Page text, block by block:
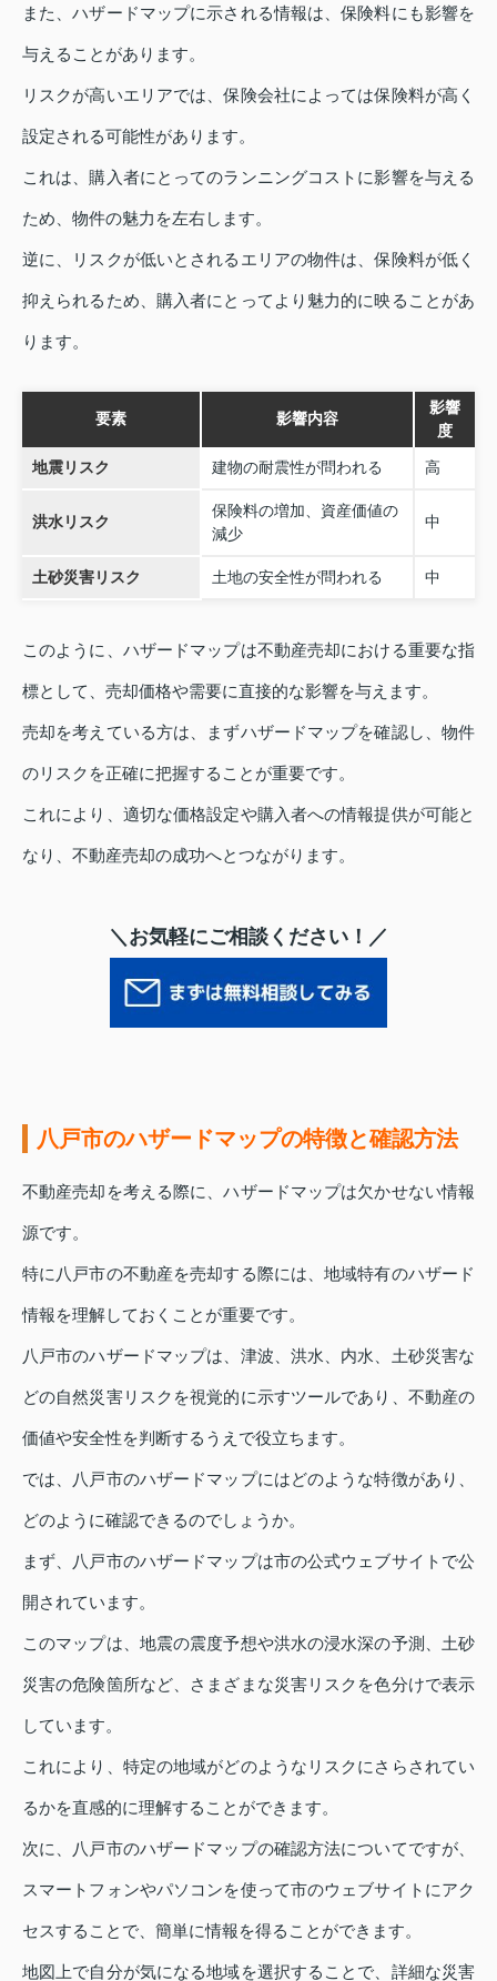
また、ハザードマップに示される情報は、保険料にも影響を
与えることがあります。
リスクが高いエリアでは、保険会社によっては保険料が高く
設定される可能性があります。
これは、購入者にとってのランニングコストに影響を与える
ため、物件の魅力を左右します。
逆に、リスクが低いとされるエリアの物件は、保険料が低く
抑えられるため、購入者にとってより魅力的に映ることがあ
ります。
要素 影響内容
影響
度
地震リスク 建物の耐震性が問われる 高
洪水リスク
保険料の増加、資産価値の
減少
中
土砂災害リスク 土地の安全性が問われる 中
このように、ハザードマップは不動産売却における重要な指
標として、売却価格や需要に直接的な影響を与えます。
売却を考えている方は、まずハザードマップを確認し、物件
のリスクを正確に把握することが重要です。
これにより、適切な価格設定や購入者への情報提供が可能と
なり、不動産売却の成功へとつながります。
＼お気軽にご相談ください！／
八戸市のハザードマップの特徴と確認方法
不動産売却を考える際に、ハザードマップは欠かせない情報
源です。
特に八戸市の不動産を売却する際には、地域特有のハザード
情報を理解しておくことが重要です。
八戸市のハザードマップは、津波、洪水、内水、土砂災害な
どの自然災害リスクを視覚的に示すツールであり、不動産の
価値や安全性を判断するうえで役立ちます。
では、八戸市のハザードマップにはどのような特徴があり、
どのように確認できるのでしょうか。
まず、八戸市のハザードマップは市の公式ウェブサイトで公
開されています。
このマップは、地震の震度予想や洪水の浸水深の予測、土砂
災害の危険箇所など、さまざまな災害リスクを色分けで表示
しています。
これにより、特定の地域がどのようなリスクにさらされてい
るかを直感的に理解することができます。
次に、八戸市のハザードマップの確認方法についてですが、
スマートフォンやパソコンを使って市のウェブサイトにアク
セスすることで、簡単に情報を得ることができます。
地図上で自分が気になる地域を選択することで、詳細な災害